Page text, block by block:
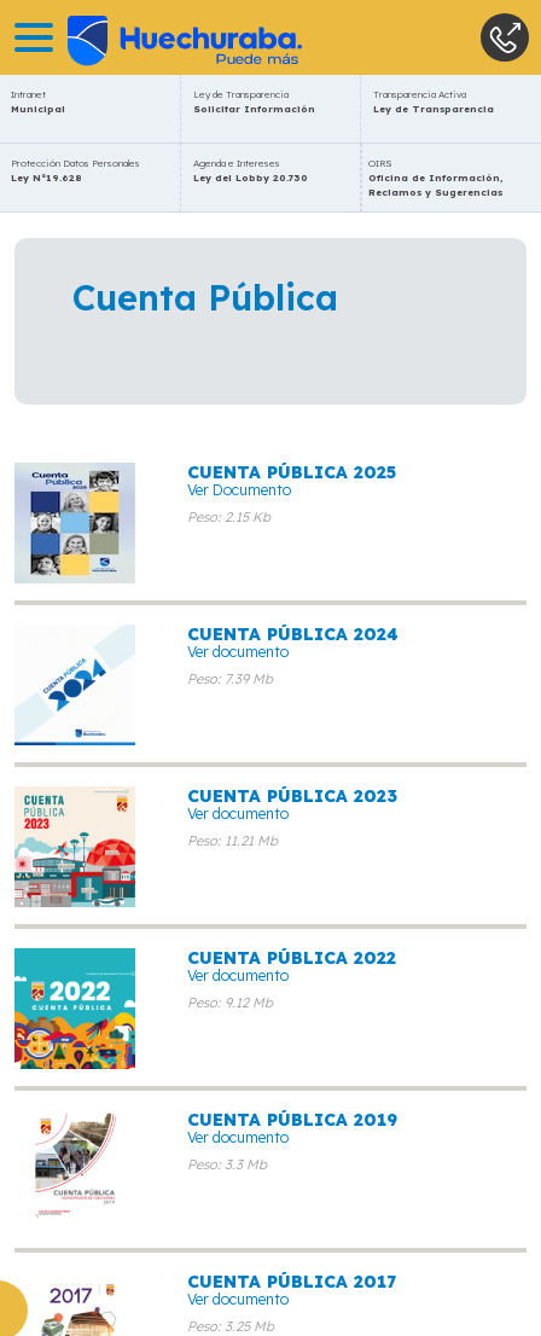
Intranet
Municipal
Ley de Transparencia
Solicitar Información
Transparencia Activa
Ley de Transparencia
Protección Datos Personales
Ley N°19.628
Agenda e Intereses
Ley del Lobby 20.730
OIRS
Oficina de Información,
Reclamos y Sugerencias
Cuenta Pública
CUENTA PÚBLICA 2025
Ver Documento
Peso: 2.15 Kb
CUENTA PÚBLICA 2024
Ver documento
Peso: 7.39 Mb
CUENTA PÚBLICA 2023
Ver documento
Peso: 11.21 Mb
CUENTA PÚBLICA 2022
Ver documento
Peso: 9.12 Mb
CUENTA PÚBLICA 2019
Ver documento
Peso: 3.3 Mb
CUENTA PÚBLICA 2017
Ver documento
Peso: 3.25 Mb